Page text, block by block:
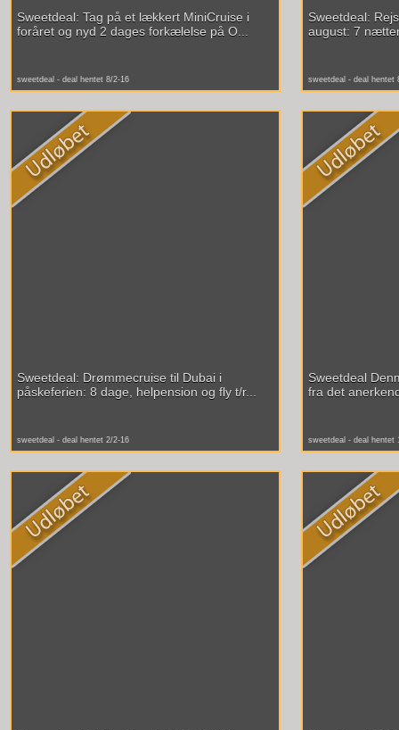
Sweetdeal: Tag på et lækkert MiniCruise i
foråret og nyd 2 dages forkælelse på O...
sweetdeal - deal hentet 8/2-16
Sweetdeal:
august: 7
sweetdeal - deal hentet
Sweetdeal: Drømmecruise til Dubai i
påskeferien: 8 dage, helpension og fly t/r...
sweetdeal - deal hentet 2/2-16
Sweetdeal
fra det
sweetdeal - deal hentet